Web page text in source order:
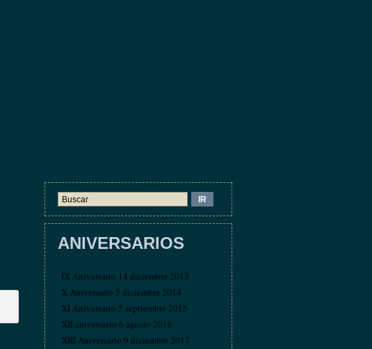
ANIVERSARIOS
IX Aniversario 14 diciembre 2013
X Aniversario 5 diciembre 2014
XI Aniversario 5 septiembre 2015
XII aniversario 6 agosto 2016
XIII Aniversario 9 diciembre 2017